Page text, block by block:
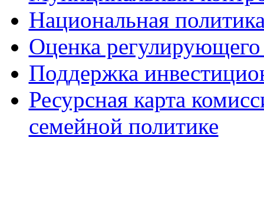
Национальная
Оценка регулирующего
Поддержка
Ресурсная карта
семейной политике